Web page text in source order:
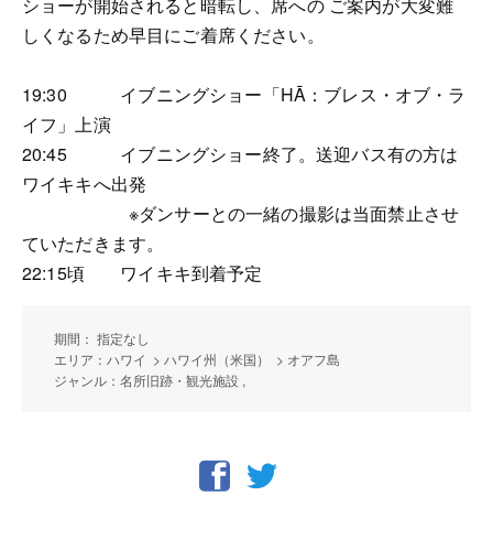
ショーが開始されると暗転し、席への ご案内が大変難
しくなるため早目にご着席ください。
19:30 イブニングショー「HĀ：ブレス・オブ・ラ
イフ」上演
20:45 イブニングショー終了。送迎バス有の方は
ワイキキへ出発
※ダンサーとの一緒の撮影は当面禁止させ
ていただきます。
22:15頃 ワイキキ到着予定
期間： 指定なし
エリア：ハワイ > ハワイ州（米国） > オアフ島
ジャンル：名所旧跡・観光施設 ,